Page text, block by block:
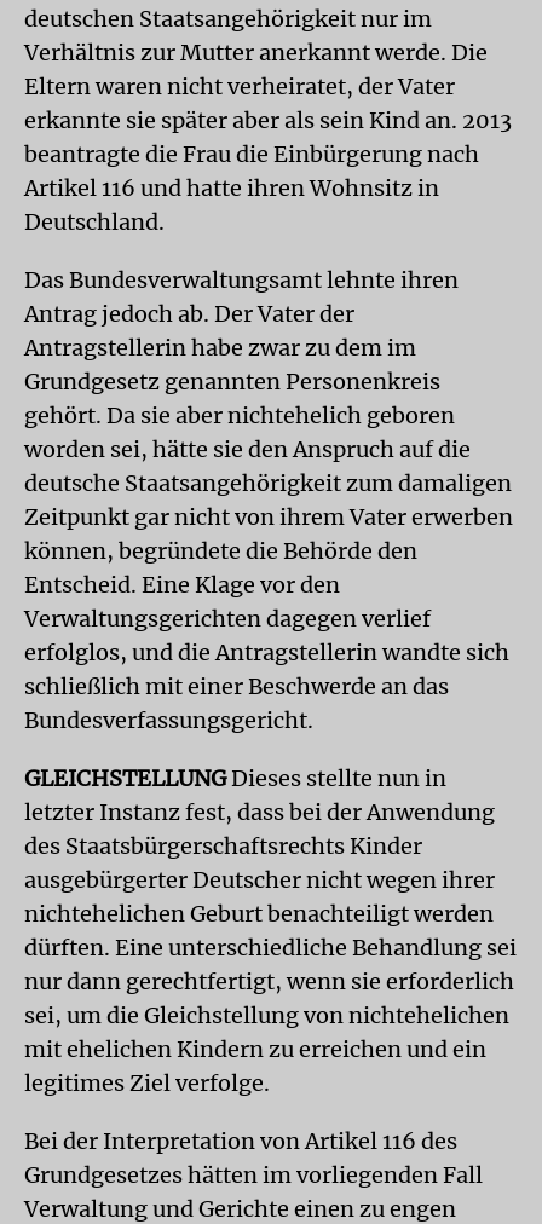
deutschen Staatsangehörigkeit nur im
Verhältnis zur Mutter anerkannt werde. Die
Eltern waren nicht verheiratet, der Vater
erkannte sie später aber als sein Kind an. 2013
beantragte die Frau die Einbürgerung nach
Artikel 116 und hatte ihren Wohnsitz in
Deutschland.
Das Bundesverwaltungsamt lehnte ihren
Antrag jedoch ab. Der Vater der
Antragstellerin habe zwar zu dem im
Grundgesetz genannten Personenkreis
gehört. Da sie aber nichtehelich geboren
worden sei, hätte sie den Anspruch auf die
deutsche Staatsangehörigkeit zum damaligen
Zeitpunkt gar nicht von ihrem Vater erwerben
können, begründete die Behörde den
Entscheid. Eine Klage vor den
Verwaltungsgerichten dagegen verlief
erfolglos, und die Antragstellerin wandte sich
schließlich mit einer Beschwerde an das
Bundesverfassungsgericht.
GLEICHSTELLUNGDieses stellte nun in
letzter Instanz fest, dass bei der Anwendung
des Staatsbürgerschaftsrechts Kinder
ausgebürgerter Deutscher nicht wegen ihrer
nichtehelichen Geburt benachteiligt werden
dürften. Eine unterschiedliche Behandlung sei
nur dann gerechtfertigt, wenn sie erforderlich
sei, um die Gleichstellung von nichtehelichen
mit ehelichen Kindern zu erreichen und ein
legitimes Ziel verfolge.
Bei der Interpretation von Artikel 116 des
Grundgesetzes hätten im vorliegenden Fall
Verwaltung und Gerichte einen zu engen